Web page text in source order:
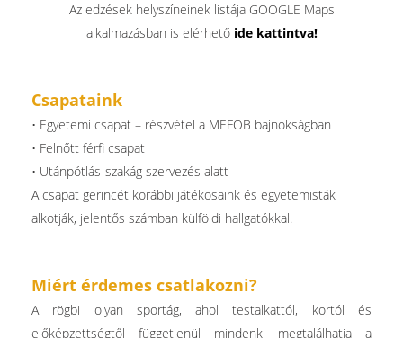
Az edzések helyszíneinek listája GOOGLE Maps
alkalmazásban is elérhető ide kattintva!
Csapataink
• Egyetemi csapat – részvétel a MEFOB bajnokságban
• Felnőtt férfi csapat
• Utánpótlás-szakág szervezés alatt
A csapat gerincét korábbi játékosaink és egyetemisták
alkotják, jelentős számban külföldi hallgatókkal.
Miért érdemes csatlakozni?
A rögbi olyan sportág, ahol testalkattól, kortól és
előképzettségtől függetlenül mindenki megtalálhatja a